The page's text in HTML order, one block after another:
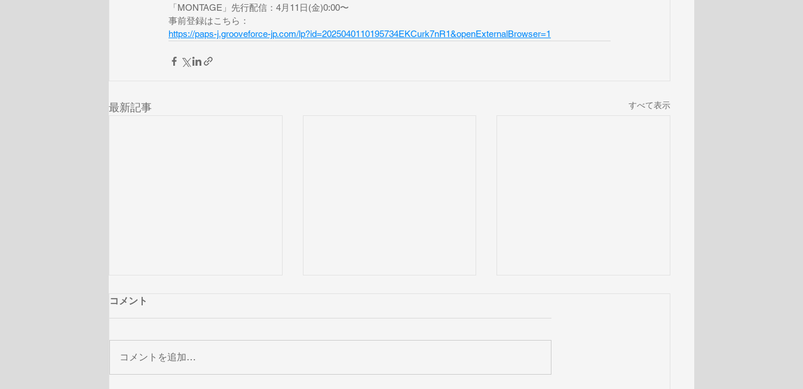
「MONTAGE」先行配信：4月11日(金)0:00〜
事前登録はこちら：
https://paps-j.grooveforce-jp.com/lp?id=2025040110195734EKCurk7nR1&openExternalBrowser=1
最新記事 すべて表示
コメント
コメントを追加…